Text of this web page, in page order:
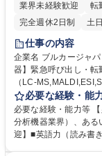
業界未経験歓迎
転
完全週休2日制
土
仕事の内容
企業名 ブルカージャパン株式会社 求人名 【サ
器】緊急呼び出し・転勤無し/
（LC-
任せします。 【詳細】 ・装置納入 ・使用、操作方法の教育※アプリケー
ションエンジニア的
ナンス ・保守契約や装置ア
ービスエンジニア/分
必要な経験・能
必要な経験・能力等
分析機器業界）、ある
迎】■英語力（読み書